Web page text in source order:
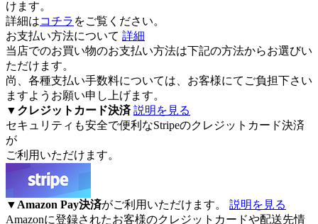
けます。
詳細はコチラ をご覧ください。
お支払い方法について 詳細
当店でのお買い物のお支払い方法は下記の方法からお選びい
ただけます。
尚、各種支払い手数料については、お客様にてご負担下さい
ますようお願い申し上げます。
▼ クレジットカード決済 説明を見る
セキュリティも安全で便利なStripeのクレジットカード決済
が
ご利用いただけます。
▼ Amazon Pay決済がご利用いただけます。 説明を見る
Amazonに登録されたお客様のクレジットカードや配送先情